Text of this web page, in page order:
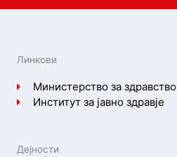
Линкови
Министерство за здравство
Институт за јавно здравје
Дејности